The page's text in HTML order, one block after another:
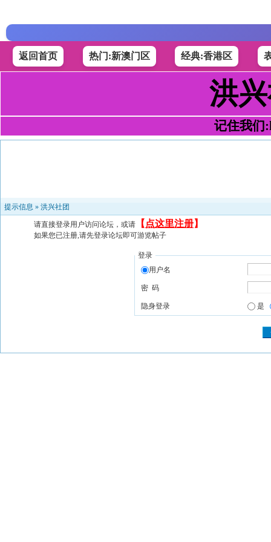
返回首页 热门:新澳门区 经典:香港区
洪
记住我们
提示信息 » 洪兴社团
请直接登录用户访问论坛，或请 【 点这里注册】
如果您已注册,请先登录论坛即可游览帖子
登录
用户名
密 码
隐身登录 是